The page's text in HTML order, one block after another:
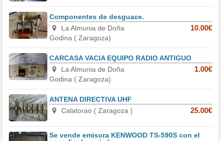
Componentes de desguace.
La Almunia de Doña
Godina ( Zaragoza)
10.00€
CARCASA VACIA EQUIPO RADIO ANTIGUO
La Almunia de Doña
Godina ( Zaragoza)
1.00€
ANTENA DIRECTIVA UHF
Calatorao ( Zaragoza )
25.00€
Se vende emisora KENWOOD TS-590S con el